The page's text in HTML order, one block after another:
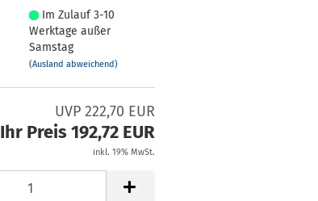
Im Zulauf 3-10
Werktage außer
Samstag
(Ausland abweichend)
UVP 222,70 EUR
Ihr Preis 192,72 EUR
inkl. 19% MwSt.